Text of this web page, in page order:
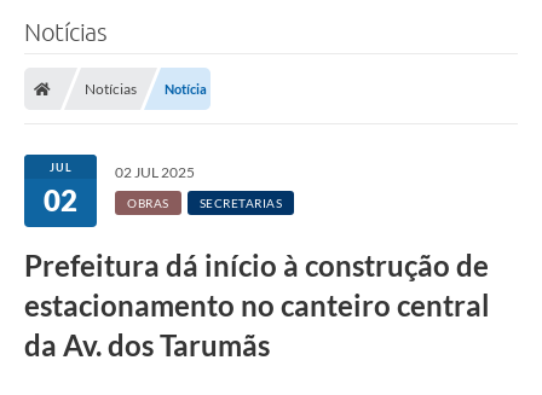
Notícias
Notícias Notícia
JUL
02
02 JUL 2025
OBRAS SECRETARIAS
Prefeitura dá início à construção de
estacionamento no canteiro central
da Av. dos Tarumãs